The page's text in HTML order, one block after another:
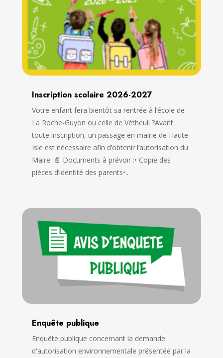
Inscription scolaire 2026-2027
Votre enfant fera bientôt sa rentrée à l’école de
La Roche-Guyon ou celle de Vétheuil ?Avant
toute inscription, un passage en mairie de Haute-
Isle est nécessaire afin d’obtenir l’autorisation du
Maire. 📄 Documents à prévoir :• Copie des
pièces d’identité des parents•...
Enquête publique
Enquête publique concernant la demande
d'autorisation environnementale présentée par la